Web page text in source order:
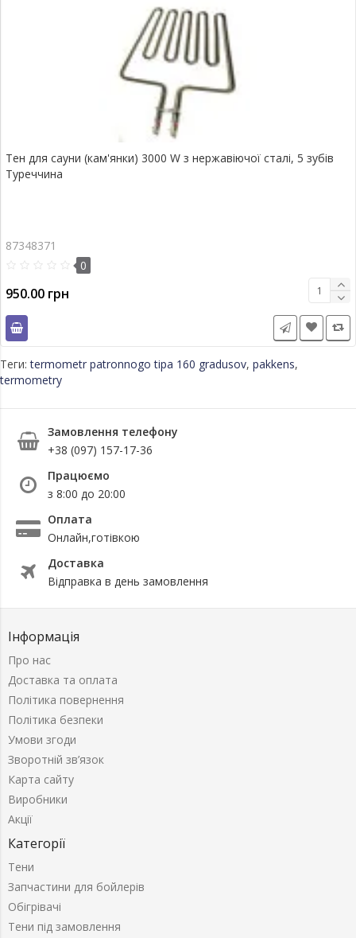
Тен для сауни (кам'янки) 3000 W з нержавіючої сталі, 5 зубів
Туреччина
87348371
0
950.00 грн
Теги:termometr patronnogo tipa 160 gradusov, pakkens,
termometry
Замовлення телефону
+38 (097) 157-17-36
Працюємо
з 8:00 до 20:00
Оплата
Онлайн,готівкою
Доставка
Відправка в день замовлення
Інформація
Про нас
Доставка та оплата
Політика повернення
Політика безпеки
Умови згоди
Зворотній зв’язок
Карта сайту
Виробники
Акції
Категорії
Тени
Запчастини для бойлерів
Обігрівачі
Тени під замовлення